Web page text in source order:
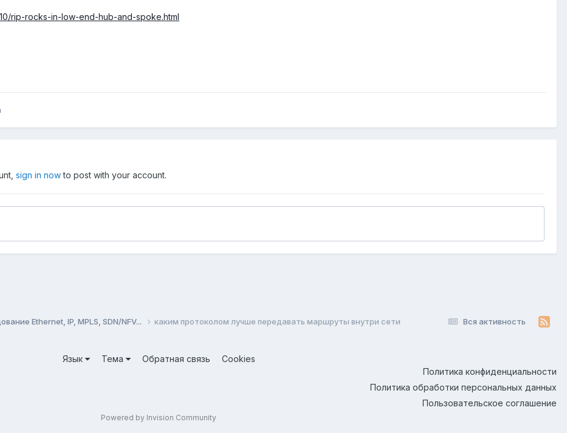
rip-rocks-in-low-end-hub-and-spoke.html
sign in nowto post with your account.
Вся активность
Ethernet, IP, MPLS, SDN/NFV... каким протоколом лучше передавать маршруты внутри сети
Язык Тема Обратная связь
Cookies
Политика конфиденциальности
Политика обработки персональных данных
Пользовательское соглашение
Powered by Invision Community